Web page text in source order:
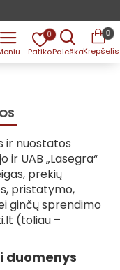
0 0
ir nuostatos
ir UAB „Lasegra“
prekių
pristatymo,
ginčų sprendimo
(toliau –
duomenys